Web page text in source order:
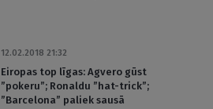
12.02.2018 21:32
Eiropas top līgas: Agvero gūst
”pokeru”; Ronaldu ”hat-trick”;
”Barcelona” paliek sausā